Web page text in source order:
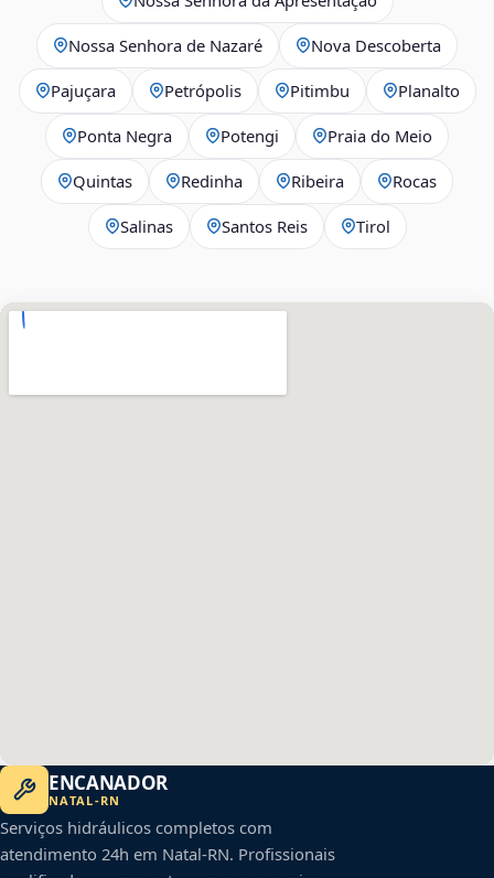
Nossa Senhora de Nazaré Nova Descoberta
Pajuçara Petrópolis Pitimbu Planalto
Ponta Negra Potengi Praia do Meio
Quintas Redinha Ribeira Rocas
Salinas Santos Reis Tirol
ENCANADOR
NATAL-RN
Serviços hidráulicos completos com
atendimento 24h em Natal-RN. Profissionais